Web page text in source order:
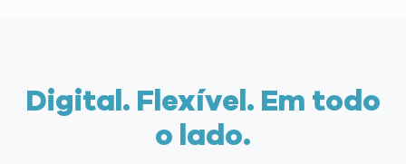
Digital. Flexível. Em todo
o lado.